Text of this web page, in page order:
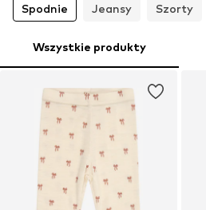
Spodnie
Jeansy Szorty
Wszystkie produkty